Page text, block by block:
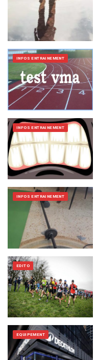
INFOS ENTRAINEMENT
INFOS ENTRAINEMENT
INFOS ENTRAINEMENT
EDITO
EQUIPEMENT